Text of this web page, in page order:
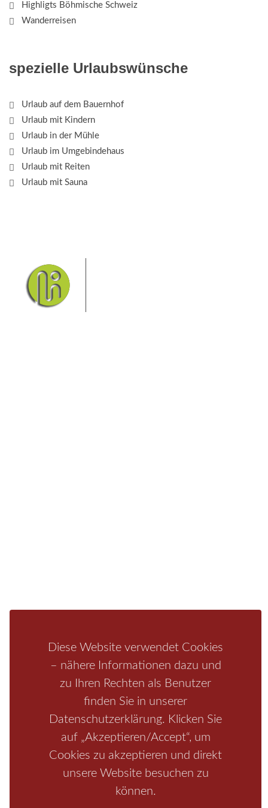
Diese Website verwendet Cookies
– nähere Informationen dazu und
zu Ihren Rechten als Benutzer
finden Sie in unserer
Datenschutzerklärung. Klicken Sie
auf „Akzeptieren/Accept“, um
Cookies zu akzeptieren und direkt
unsere Website besuchen zu
können.
Highligts Böhmische Schweiz
Wanderreisen
spezielle Urlaubswünsche
Urlaub auf dem Bauernhof
Urlaub mit Kindern
Urlaub in der Mühle
Urlaub im Umgebindehaus
Urlaub mit Reiten
Urlaub mit Sauna
Boofen Mediathek
Region / Fragen+Antworten / Unterkunft / Aktivitäten
Kontakt / Impressum